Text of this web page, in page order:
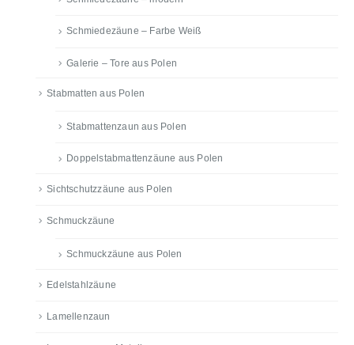
Schmiedezäune – Farbe Weiß
Galerie – Tore aus Polen
Stabmatten aus Polen
Stabmattenzaun aus Polen
Doppelstabmattenzäune aus Polen
Sichtschutzzäune aus Polen
Schmuckzäune
Schmuckzäune aus Polen
Edelstahlzäune
Lamellenzaun